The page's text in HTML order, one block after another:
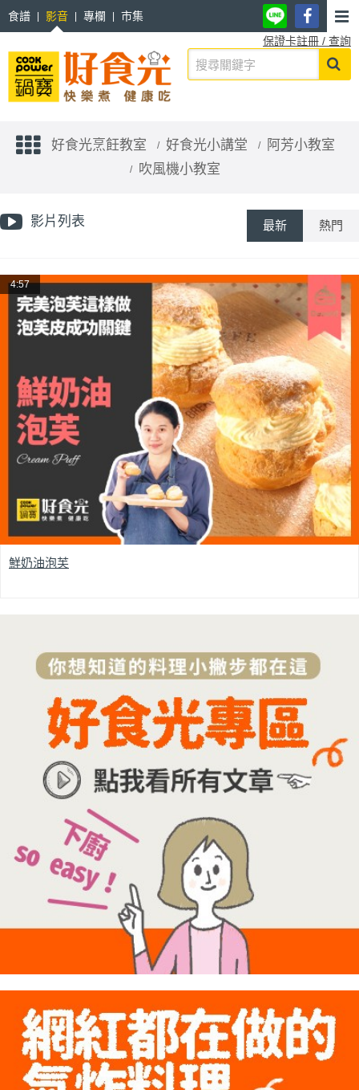
食譜 影音 專欄
市集
保證卡註冊 / 查詢
好食光烹飪教室 好食光小講堂
阿芳小教室
吹風機小教室
影片列表 最新 熱門
4:57
鮮奶油泡芙